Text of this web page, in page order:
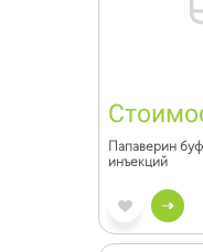
Папаверин
инъекций